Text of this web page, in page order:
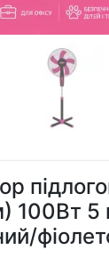
100Вт 5